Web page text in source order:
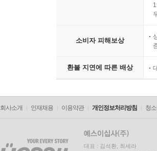
소비자 피해보상
환불 지연에 따른 배상
회사소개 인재채용 이용약관 개인정보처리방침 청
대표 : 김석환, 최세라